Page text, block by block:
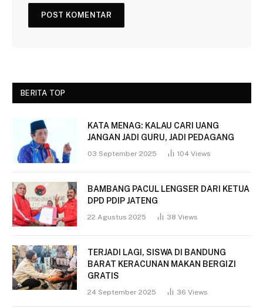
BERITA TOP
KATA MENAG: KALAU CARI UANG
JANGAN JADI GURU, JADI PEDAGANG
03 September 2025 104 Views
BAMBANG PACUL LENGSER DARI KETUA
DPD PDIP JATENG
22 Agustus 2025 38 Views
TERJADI LAGI, SISWA DI BANDUNG
BARAT KERACUNAN MAKAN BERGIZI
GRATIS
24 September 2025 36 Views